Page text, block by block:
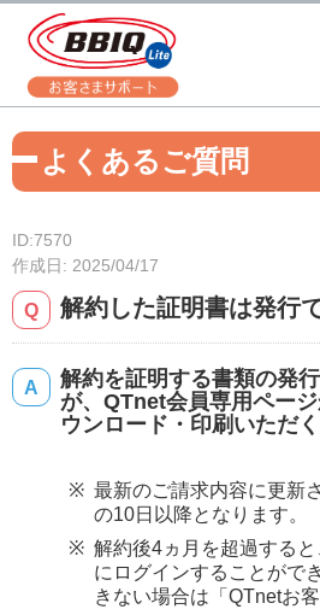
よくあるご質問
ID:7570
作成日: 2025/04/17
解約した証明書は発行
解約を証明する書類の発
が、QTnet会員専用ペー
ウンロード・印刷いただ
最新のご請求内容に更新
の10日以降となります。
解約後4ヵ月を超過する
にログインすることがで
きない場合は「QTnetお